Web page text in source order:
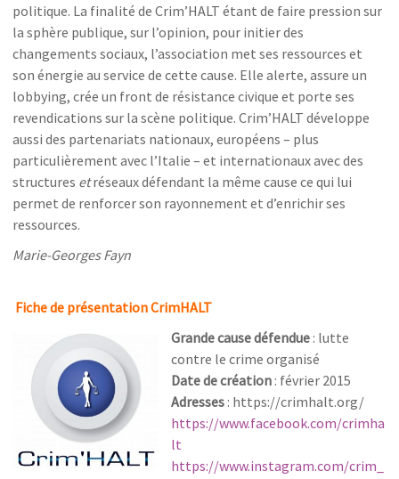
politique. La finalité de Crim’HALT étant de faire pression sur
la sphère publique, sur l’opinion, pour initier des
changements sociaux, l’association met ses ressources et
son énergie au service de cette cause. Elle alerte, assure un
lobbying, crée un front de résistance civique et porte ses
revendications sur la scène politique. Crim’HALT développe
aussi des partenariats nationaux, européens – plus
particulièrement avec l’Italie – et internationaux avec des
structures etréseaux défendant la même cause ce qui lui
permet de renforcer son rayonnement et d’enrichir ses
ressources.
Marie-Georges Fayn
Fiche de présentation CrimHALT
Grande cause défendue : lutte
contre le crime organisé
Date de création : février 2015
Adresses : https://crimhalt.org/
https://www.facebook.com/crimha
lt
https://www.instagram.com/crim_